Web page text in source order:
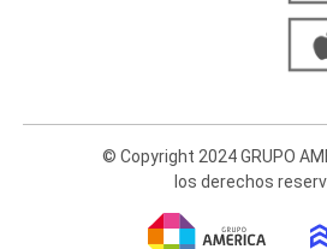
© Copyright 2024 GRUPO
los derechos